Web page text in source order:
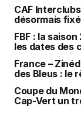
CAF
désormais
FBF : la
les dates des
France –
des Bleus : le
Coupe du
Cap-Vert un